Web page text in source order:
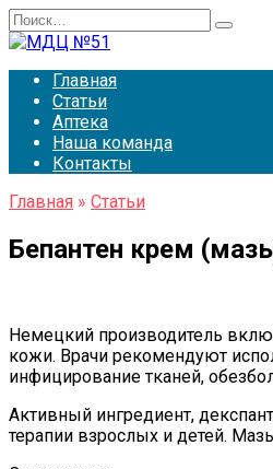
Перейти
к
Search
for:
Главная
Статьи
Аптека
Наша команда
Контакты
Главная » Статьи
Бепантен крем
Немецкий производитель
кожи. Врачи рекомендуют
инфицирование тканей,
Активный ингредиент,
терапии взрослых и детей.